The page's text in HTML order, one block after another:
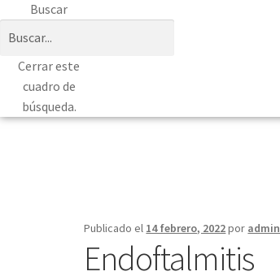
Buscar
Cerrar este
cuadro de
búsqueda.
Publicado el 14 febrero, 2022por admin
Endoftalmitis